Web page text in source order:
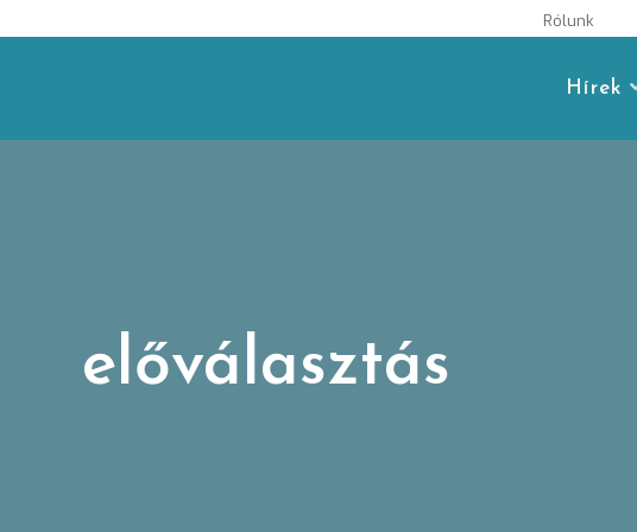
Rólunk
Hírek
előválasztás